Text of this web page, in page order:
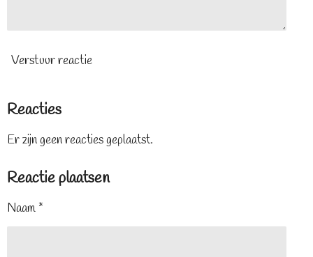
Verstuur reactie
Reacties
Er zijn geen reacties geplaatst.
Reactie plaatsen
Naam *